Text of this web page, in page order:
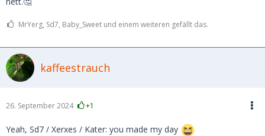
MrYerg, Sd7, Baby_Sweet und einem weiteren gefällt das.
kaffeestrauch
26. September 2024 +1
Yeah, Sd7 / Xerxes / Kater: you made my day